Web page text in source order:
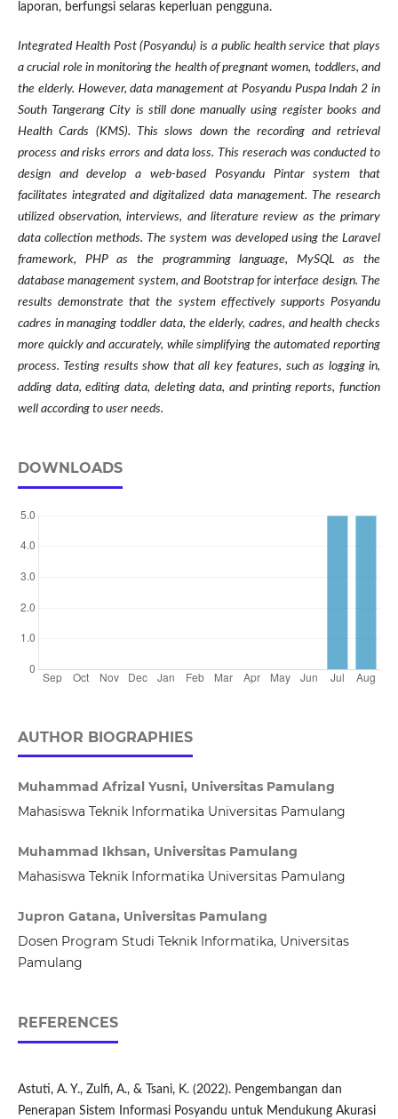
laporan, berfungsi selaras keperluan pengguna.
Integrated Health Post (Posyandu) is a public health service that plays
a crucial role in monitoring the health of pregnant women, toddlers, and
the elderly. However, data management at Posyandu Puspa Indah 2 in
South Tangerang City is still done manually using register books and
Health Cards (KMS). This slows down the recording and retrieval
process and risks errors and data loss. This reserach was conducted to
design and develop a web-based Posyandu Pintar system that
facilitates integrated and digitalized data management. The research
utilized observation, interviews, and literature review as the primary
data collection methods. The system was developed using the Laravel
framework, PHP as the programming language, MySQL as the
database management system, and Bootstrap for interface design. The
results demonstrate that the system effectively supports Posyandu
cadres in managing toddler data, the elderly, cadres, and health checks
more quickly and accurately, while simplifying the automated reporting
process. Testing results show that all key features, such as logging in,
adding data, editing data, deleting data, and printing reports, function
well according to user needs.
DOWNLOADS
AUTHOR BIOGRAPHIES
Muhammad Afrizal Yusni, Universitas Pamulang
Mahasiswa Teknik Informatika Universitas Pamulang
Muhammad Ikhsan, Universitas Pamulang
Mahasiswa Teknik Informatika Universitas Pamulang
Jupron Gatana, Universitas Pamulang
Dosen Program Studi Teknik Informatika, Universitas
Pamulang
REFERENCES
Astuti, A. Y., Zulfi, A., & Tsani, K. (2022). Pengembangan dan
Penerapan Sistem Informasi Posyandu untuk Mendukung Akurasi